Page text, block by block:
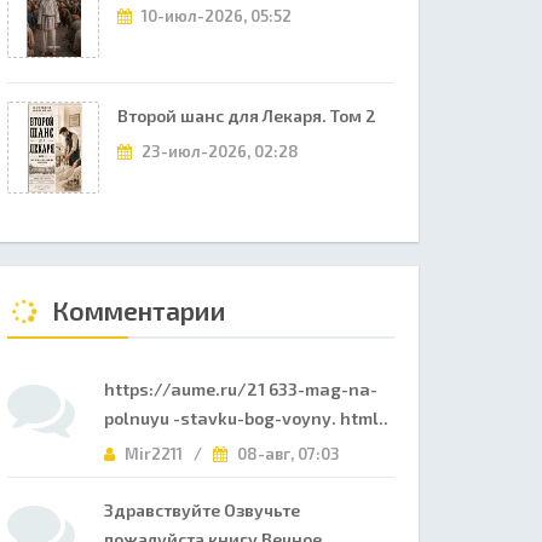
10-июл-2026, 05:52
Второй шанс для Лекаря. Том 2
23-июл-2026, 02:28
Комментарии
https://aume.ru/21 633-mag-na-
polnuyu -stavku-bog-voyny. html..
Mir2211 / 08-авг, 07:03
Здравствуйте Озвучьте